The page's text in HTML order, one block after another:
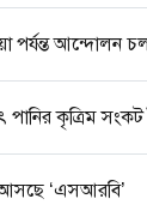
পর্যন্ত আন্দোলন
পানির কৃত্রিম
আসছে ‘এসআরবি’